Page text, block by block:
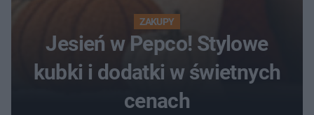
ZAKUPY
Jesień w Pepco! Stylowe
kubki i dodatki w świetnych
cenach